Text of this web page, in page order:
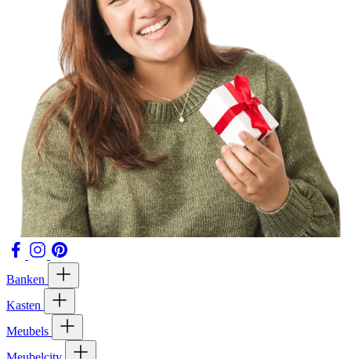
Banken
Kasten
Meubels